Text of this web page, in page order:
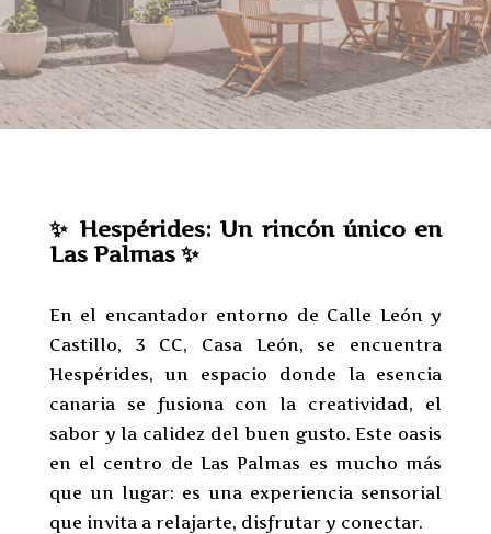
✨ Hespérides: Un rincón único en
Las Palmas ✨
En el encantador entorno de Calle León y
Castillo, 3 CC, Casa León, se encuentra
Hespérides, un espacio donde la esencia
canaria se fusiona con la creatividad, el
sabor y la calidez del buen gusto. Este oasis
en el centro de Las Palmas es mucho más
que un lugar: es una experiencia sensorial
que invita a relajarte, disfrutar y conectar.